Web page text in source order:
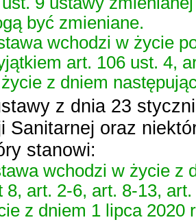
być zmieniane.
wchodzi w życie
art. 106 ust. 4,
z dniem
z dnia 23
Sanitarnej oraz
stanowi:
wchodzi w życie z
8, art. 2-6, art. 8-13,
z dniem 1 lipca 2020